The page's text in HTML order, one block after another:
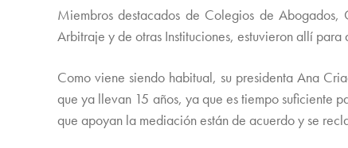
Miembros destacados de Colegios de
Arbitraje y de otras Instituciones, estuvieron allí
Como viene siendo habitual, su presidenta Ana
que ya llevan 15 años, ya que es tiempo suficiente
que apoyan la mediación están de acuerdo y se